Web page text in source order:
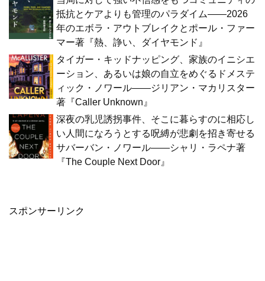
抵抗とケアよりも管理のパラダイム――2026
年のエボラ・アウトブレイクとポール・ファー
マー著『熱、諍い、ダイヤモンド』
タイガー・キッドナッピング、家族のイニシエ
ーション、あるいは娘の自立をめぐるドメステ
ィック・ノワール――ジリアン・マカリスター
著『Caller Unknown』
深夜の乳児誘拐事件、そこに暮らすのに相応し
い人間になろうとする呪縛が悲劇を招き寄せる
サバーバン・ノワール――シャリ・ラペナ著
『The Couple Next Door』
スポンサーリンク